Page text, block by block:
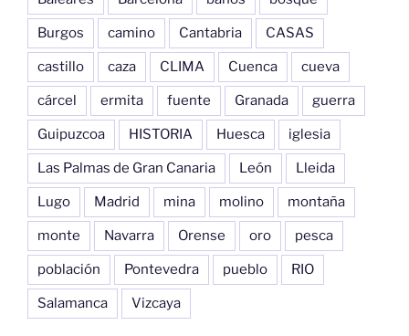
Burgos camino Cantabria CASAS
castillo caza CLIMA Cuenca cueva
cárcel ermita fuente Granada guerra
Guipuzcoa HISTORIA Huesca iglesia
Las Palmas de Gran Canaria León Lleida
Lugo Madrid mina molino montaña
monte Navarra Orense oro pesca
población Pontevedra pueblo RIO
Salamanca Vizcaya